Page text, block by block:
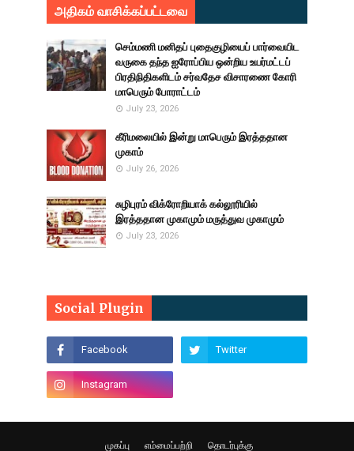
அதிகம் வாசிக்கப்பட்டவை
செம்மணி மனிதப் புதைகுழியைப் பார்வையிட
வருகை தந்த ஐரோப்பிய ஒன்றிய உயர்மட்டப்
பிரதிநிதிகளிடம் சர்வதேச விசாரணை கோரி
மாபெரும் போராட்டம்
July 23, 2026
கீரிமலையில் இன்று மாபெரும் இரத்ததான
முகாம்
July 26, 2026
சுழிபுரம் விக்ரோறியாக் கல்லூரியில்
இரத்ததான முகாமும் மருத்துவ முகாமும்
July 23, 2026
Social Plugin
முகப்பு எம்மைப்பற்றி தொடர்புக்கு